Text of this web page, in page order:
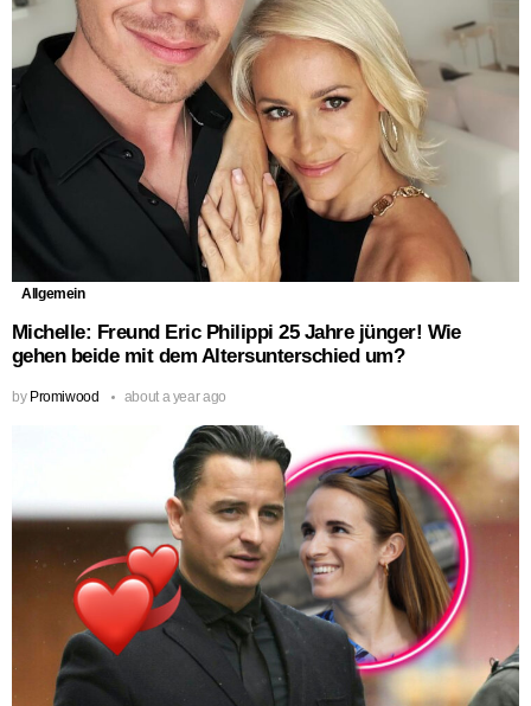
Allgemein
Michelle: Freund Eric Philippi 25 Jahre jünger! Wie
gehen beide mit dem Altersunterschied um?
by Promiwood about a year ago